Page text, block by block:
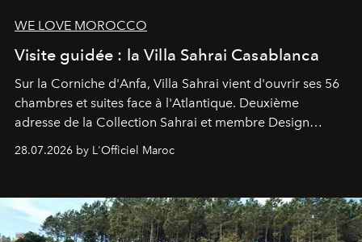
WE LOVE MOROCCO
Visite guidée : la Villa Sahrai Casablanca
Sur la Corniche d'Anfa, Villa Sahrai vient d'ouvrir ses 56
chambres et suites face à l'Atlantique. Deuxième
adresse de la Collection Sahrai et membre Design
Hotels, ce boutique-hôtel cinq étoiles signé Christophe
Pillet promet un lieu de vie complet. On y a déjeuné…
28.07.2026 by L'Officiel Maroc